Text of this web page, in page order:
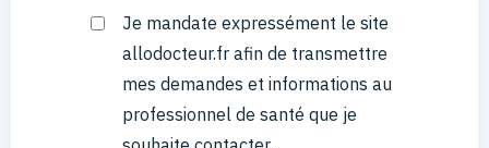
Je mandate expressément le site
allodocteur.fr afin de transmettre
mes demandes et informations au
professionnel de santé que je